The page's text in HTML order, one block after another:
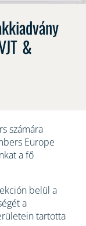
&
számára
Europe
a fő
belül a
a
tartotta